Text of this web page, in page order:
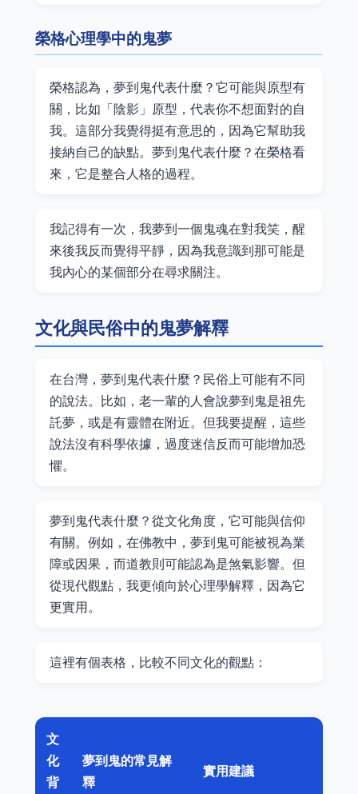
榮格心理學中的鬼夢
榮格認為，夢到鬼代表什麼？它可能與原型有
關，比如「陰影」原型，代表你不想面對的自
我。這部分我覺得挺有意思的，因為它幫助我
接納自己的缺點。夢到鬼代表什麼？在榮格看
來，它是整合人格的過程。
我記得有一次，我夢到一個鬼魂在對我笑，醒
來後我反而覺得平靜，因為我意識到那可能是
我內心的某個部分在尋求關注。
文化與民俗中的鬼夢解釋
在台灣，夢到鬼代表什麼？民俗上可能有不同
的說法。比如，老一輩的人會說夢到鬼是祖先
託夢，或是有靈體在附近。但我要提醒，這些
說法沒有科學依據，過度迷信反而可能增加恐
懼。
夢到鬼代表什麼？從文化角度，它可能與信仰
有關。例如，在佛教中，夢到鬼可能被視為業
障或因果，而道教則可能認為是煞氣影響。但
從現代觀點，我更傾向於心理學解釋，因為它
更實用。
這裡有個表格，比較不同文化的觀點：
文
化
背
夢到鬼的常見解
釋
實用建議